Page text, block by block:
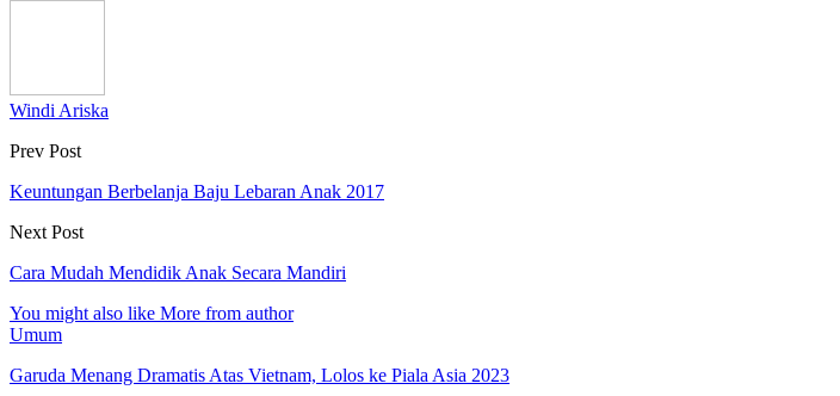
Windi Ariska
Prev Post
Keuntungan Berbelanja Baju Lebaran Anak 2017
Next Post
Cara Mudah Mendidik Anak Secara Mandiri
You might also like More from author
Umum
Garuda Menang Dramatis Atas Vietnam, Lolos ke Piala Asia 2023